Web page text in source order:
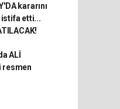
kararını
istifa etti...
ALİ
resmen